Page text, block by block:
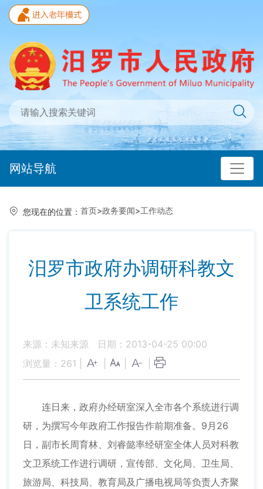
网站导航
您现在的位置： 首页>政务要闻>工作动态
汨罗市政府办调研科教文
卫系统工作
来源：未知来源
日期：2013-04-25 00:00
浏览量： 261
连日来，政府办经研室深入全市各个系统进行调
研，为撰写今年政府工作报告作前期准备。9月26
日，副市长周育林、刘睿懿率经研室全体人员对科教
文卫系统工作进行调研，宣传部、文化局、卫生局、
旅游局、科技局、教育局及广播电视局等负责人齐聚